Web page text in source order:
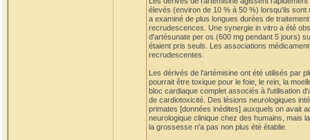
élevés (environ de 10 % à 50 %) lorsqu'ils
a examiné de plus longues durées de
recrudescences. Une synergie in vitro a été
d'artésunate per os (600 mg pendant 5 jours)
étaient pris seuls. Les associations
recrudescentes.
Les dérivés de l'artémisine ont été utilisés par
pourrait être toxique pour le foie, le rein, la
bloc cardiaque complet associés à l'utilisation
de cardiotoxicité. Des lésions neurologiques
primates [données inédites] auxquels on avait
neurologique clinique chez des humains, mais
la grossesse n'a pas non plus été établie.